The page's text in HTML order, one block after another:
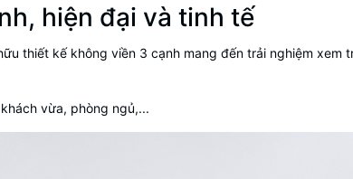
hiện đại và tinh tế
thiết kế không viền 3 cạnh mang đến trải nghiệm
vừa, phòng ngủ,...